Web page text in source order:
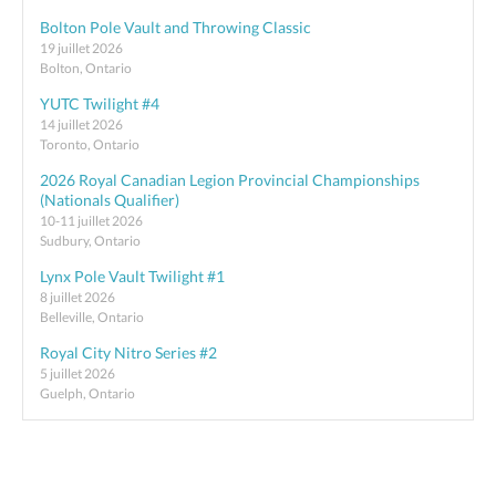
Bolton Pole Vault and Throwing Classic
19 juillet 2026
Bolton, Ontario
YUTC Twilight #4
14 juillet 2026
Toronto, Ontario
2026 Royal Canadian Legion Provincial Championships
(Nationals Qualifier)
10-11 juillet 2026
Sudbury, Ontario
Lynx Pole Vault Twilight #1
8 juillet 2026
Belleville, Ontario
Royal City Nitro Series #2
5 juillet 2026
Guelph, Ontario